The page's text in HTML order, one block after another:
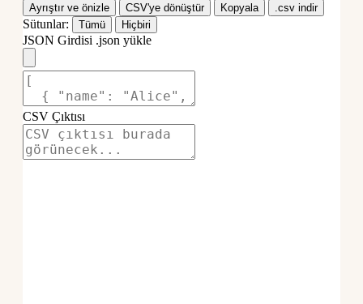
Ayrıştır ve önizle CSV'ye dönüştür Kopyala .csv indir
Sütunlar: Tümü Hiçbiri
JSON Girdisi .json yükle
CSV Çıktısı